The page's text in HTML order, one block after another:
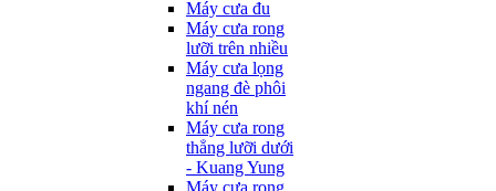
Máy cưa đu
Máy cưa rong
lưỡi trên nhiều
Máy cưa lọng
ngang đè phôi
khí nén
Máy cưa rong
thẳng lưỡi dưới
- Kuang Yung
Máy cưa rong